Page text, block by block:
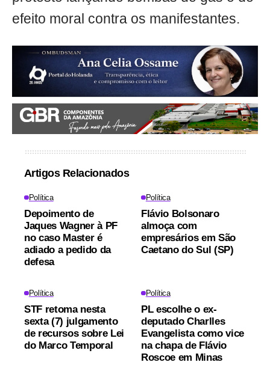
efeito moral contra os manifestantes.
Artigos Relacionados
Política
Depoimento de
Jaques Wagner à PF
no caso Master é
adiado a pedido da
defesa
Política
Flávio Bolsonaro
almoça com
empresários em São
Caetano do Sul (SP)
Política
STF retoma nesta
sexta (7) julgamento
de recursos sobre Lei
do Marco Temporal
Política
PL escolhe o ex-
deputado Charlles
Evangelista como vice
na chapa de Flávio
Roscoe em Minas